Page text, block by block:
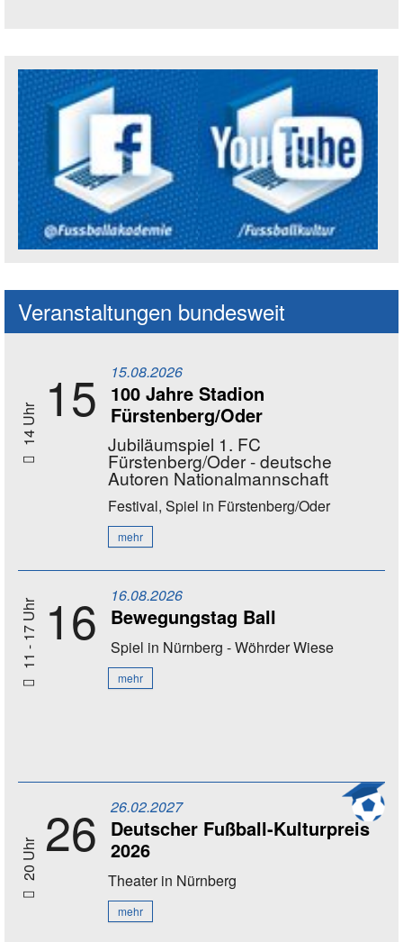
Veranstaltungen bundesweit
14 Uhr 15 15.08.2026
100 Jahre Stadion
Fürstenberg/Oder
Jubiläumspiel 1. FC
Fürstenberg/Oder - deutsche
Autoren Nationalmannschaft
Festival, Spiel in Fürstenberg/Oder
mehr
11 - 17 Uhr 16 16.08.2026
Bewegungstag Ball
Spiel in Nürnberg - Wöhrder Wiese
mehr
20 Uhr 26 26.02.2027
Deutscher Fußball-Kulturpreis
2026
Theaterin Nürnberg
mehr